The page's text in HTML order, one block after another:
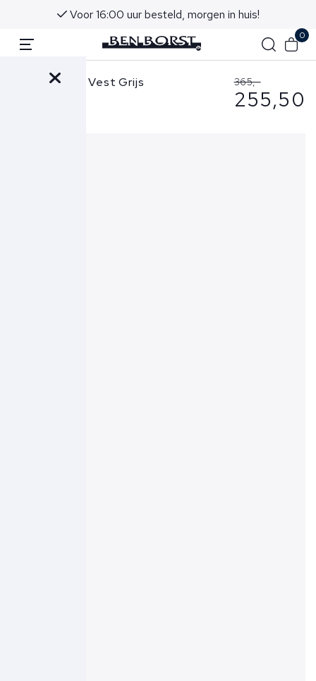
Voor 16:00 uur besteld, morgen in huis!
0
C.P. Company Vest Grijs 365,-
255,50